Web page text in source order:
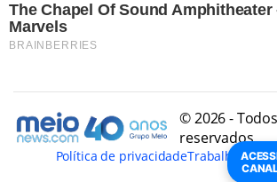
© 2026 -
reservados
Política de privacidadeTrabalhe